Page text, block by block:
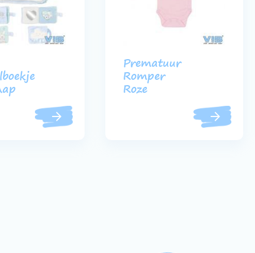
Prematuur
Romper
Roze